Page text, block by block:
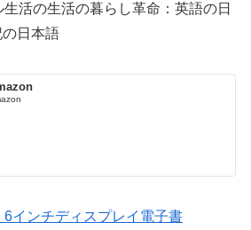
活の生活の暮らし革命：英語の日
日本語
インチディスプレイ電子書